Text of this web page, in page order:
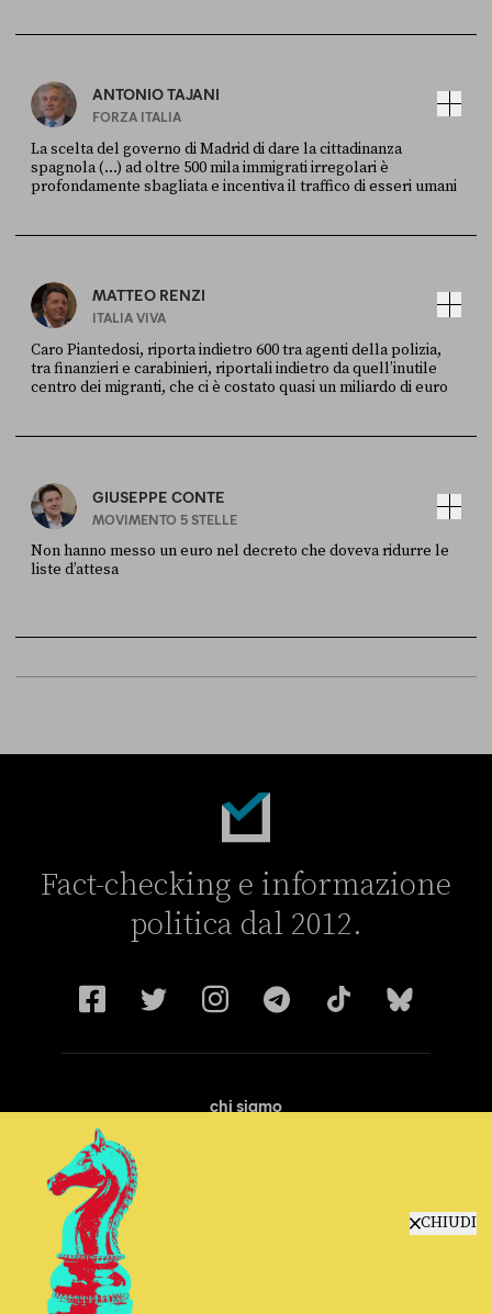
CHIUDI
ANTONIO TAJANI
FORZA ITALIA
La scelta del governo di Madrid di dare la cittadinanza
spagnola (...) ad oltre 500 mila immigrati irregolari è
profondamente sbagliata e incentiva il traffico di esseri umani
MATTEO RENZI
ITALIA VIVA
Caro Piantedosi, riporta indietro 600 tra agenti della polizia,
tra finanzieri e carabinieri, riportali indietro da quell’inutile
centro dei migranti, che ci è costato quasi un miliardo di euro
GIUSEPPE CONTE
MOVIMENTO 5 STELLE
Non hanno messo un euro nel decreto che doveva ridurre le
liste d’attesa
Fact-checking e informazione
politica dal 2012.
chi siamo